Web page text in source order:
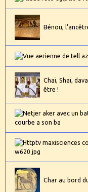
Bénou,
Chaï, Shaï,
être !
Char au bord